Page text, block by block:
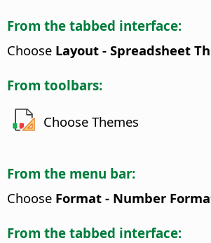
From the tabbed interface:
Choose Layout - Spreadsheet
From toolbars:
Choose Themes
From the menu bar:
Choose Format - Number
From the tabbed interface: